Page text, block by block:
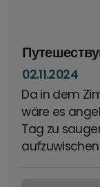
02.11.2024
Da in dem
wäre es
Tag zu
aufzuwischen